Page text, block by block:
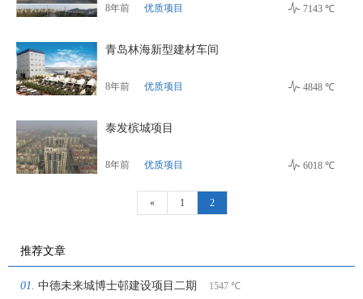
8年前 优质项目  7143 ℃
青岛林海新型建材车间
8年前 优质项目  4848 ℃
泰发槟城项目
8年前 优质项目  6018 ℃
« 1 2
推荐文章
中德未来城博士邨建设项目二期 1547 ℃